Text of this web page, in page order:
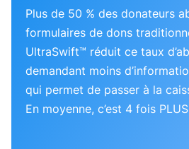
Plus de 50 % des donateurs
formulaires de dons
UltraSwift™ réduit ce taux
demandant moins
qui permet de passer à la
En moyenne, c’est 4 fois